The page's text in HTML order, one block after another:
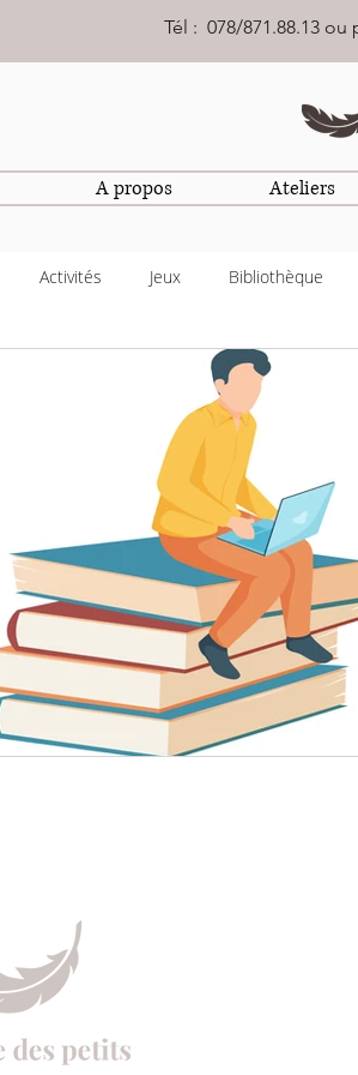
Tél : 078/871.88.13 ou
A propos Ateliers
Activités Jeux Bibliothèque